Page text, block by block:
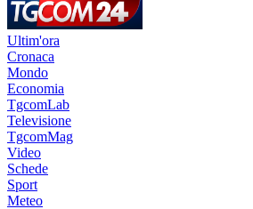
Ultim'ora
Cronaca
Mondo
Economia
TgcomLab
Televisione
TgcomMag
Video
Schede
Sport
Meteo